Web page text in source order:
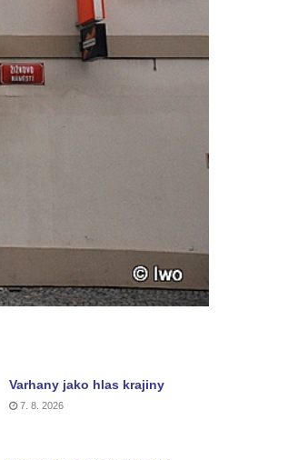
Varhany jako hlas krajiny
7. 8. 2026